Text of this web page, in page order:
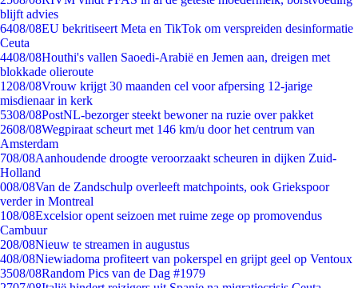
blijft advies
6408/08EU bekritiseert Meta en TikTok om verspreiden desinformatie
Ceuta
4408/08Houthi's vallen Saoedi-Arabië en Jemen aan, dreigen met
blokkade olieroute
1208/08Vrouw krijgt 30 maanden cel voor afpersing 12-jarige
misdienaar in kerk
5308/08PostNL-bezorger steekt bewoner na ruzie over pakket
2608/08Wegpiraat scheurt met 146 km/u door het centrum van
Amsterdam
708/08Aanhoudende droogte veroorzaakt scheuren in dijken Zuid-
Holland
008/08Van de Zandschulp overleeft matchpoints, ook Griekspoor
verder in Montreal
108/08Excelsior opent seizoen met ruime zege op promovendus
Cambuur
208/08Nieuw te streamen in augustus
408/08Niewiadoma profiteert van pokerspel en grijpt geel op Ventoux
3508/08Random Pics van de Dag #1979